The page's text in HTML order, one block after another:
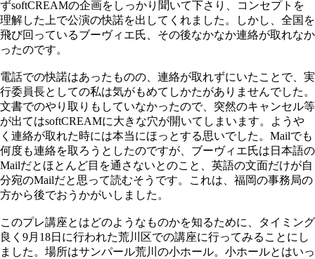
ずsoftCREAMの企画をしっかり聞いて下さり、コンセプトを
理解した上で公演の快諾を出してくれました。しかし、全国を
飛び回っているブーヴィエ氏、その後なかなか連絡が取れなか
ったのです。
電話での快諾はあったものの、連絡が取れずにいたことで、実
行委員長としての私は気がもめてしかたがありませんでした。
文書でのやり取りもしていなかったので、突然のキャンセル等
が出てはsoftCREAMに大きな穴が開いてしまいます。ようや
く連絡が取れた時には本当にほっとする思いでした。Mailでも
何度も連絡を取ろうとしたのですが、ブーヴィエ氏は日本語の
Mailだとほとんど目を通さないとのこと、英語の文面だけが自
分宛のMailだと思って読むそうです。これは、福岡の事務局の
方から後でおうかがいしました。
このプレ講座とはどのようなものかを知るために、タイミング
良く9月18日に行われた荒川区での講座に行ってみることにし
ました。場所はサンパール荒川の小ホール。小ホールとはいっ